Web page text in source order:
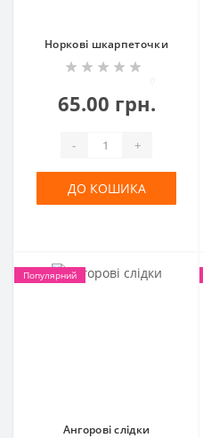
Норкові шкарпеточки
65.00 грн.
- +
ДО КОШИКА
Популярний
Ангорові слідки